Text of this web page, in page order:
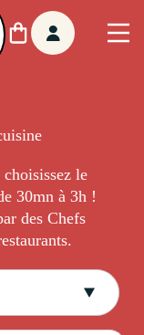
le
30mn à 3h !
des Chefs